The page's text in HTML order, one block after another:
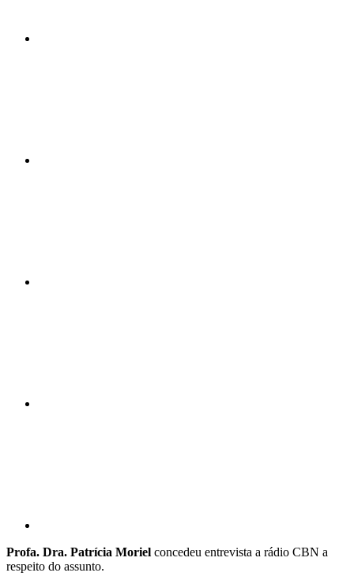
Profa. Dra. Patrícia Moriel concedeu entrevista a rádio CBN a
respeito do assunto.